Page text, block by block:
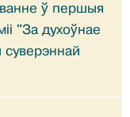
ў першыя
"За духоўнае